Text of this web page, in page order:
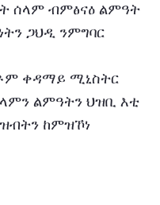
ጋህዲ ንምግባር
ልምዓትን ህዝቢ እቲ
ከምዝኾነ